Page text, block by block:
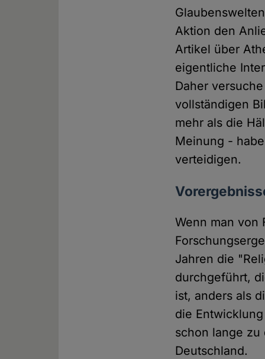
Aktion den
Artikel über
eigentliche
Daher
vollständigen
mehr als die
Meinung -
verteidigen.
Wenn man von
Jahren die
durchgeführt,
ist, anders als
die
schon lange zu
Deutschland.